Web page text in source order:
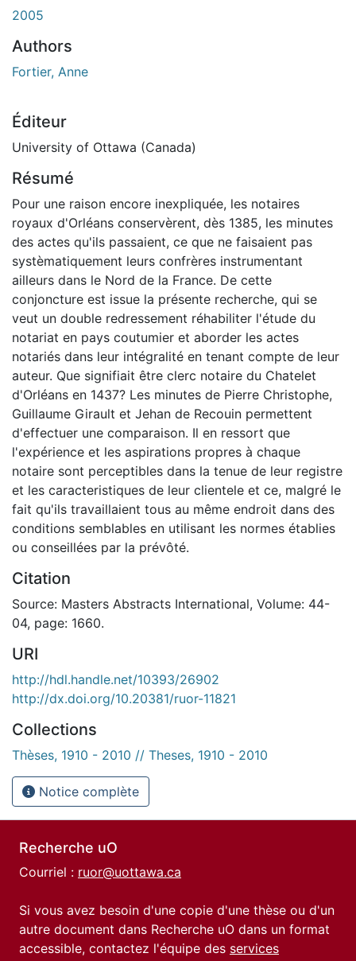
2005
Authors
Fortier, Anne
Éditeur
University of Ottawa (Canada)
Résumé
Pour une raison encore inexpliquée, les notaires
royaux d'Orléans conservèrent, dès 1385, les minutes
des actes qu'ils passaient, ce que ne faisaient pas
systèmatiquement leurs confrères instrumentant
ailleurs dans le Nord de la France. De cette
conjoncture est issue la présente recherche, qui se
veut un double redressement réhabiliter l'étude du
notariat en pays coutumier et aborder les actes
notariés dans leur intégralité en tenant compte de leur
auteur. Que signifiait être clerc notaire du Chatelet
d'Orléans en 1437? Les minutes de Pierre Christophe,
Guillaume Girault et Jehan de Recouin permettent
d'effectuer une comparaison. Il en ressort que
l'expérience et les aspirations propres à chaque
notaire sont perceptibles dans la tenue de leur registre
et les caracteristiques de leur clientele et ce, malgré le
fait qu'ils travaillaient tous au même endroit dans des
conditions semblables en utilisant les normes établies
ou conseillées par la prévôté.
Citation
Source: Masters Abstracts International, Volume: 44-
04, page: 1660.
URI
http://hdl.handle.net/10393/26902
http://dx.doi.org/10.20381/ruor-11821
Collections
Thèses, 1910 - 2010 // Theses, 1910 - 2010
Notice complète
Recherche uO
Courriel : ruor@uottawa.ca
Si vous avez besoin d'une copie d'une thèse ou d'un
autre document dans Recherche uO dans un format
accessible, contactez l'équipe des services